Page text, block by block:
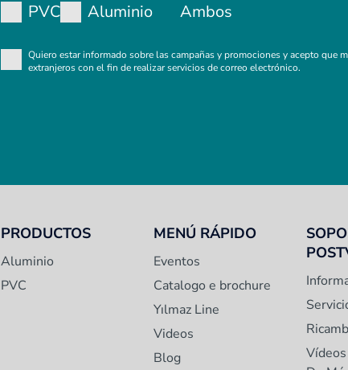
PVC Aluminio Ambos
Quiero estar informado sobre las campañas y promociones y acepto que
extranjeros con el fin de realizar servicios de correo electrónico.
PRODUCTOS
Aluminio
PVC
MENÚ RÁPIDO
Eventos
Catalogo e brochure
Yılmaz Line
Videos
Blog